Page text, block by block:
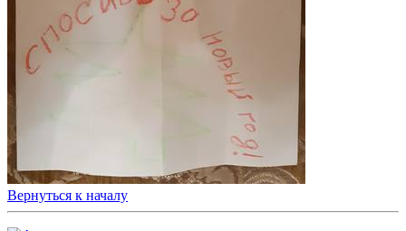
Вернуться к началу